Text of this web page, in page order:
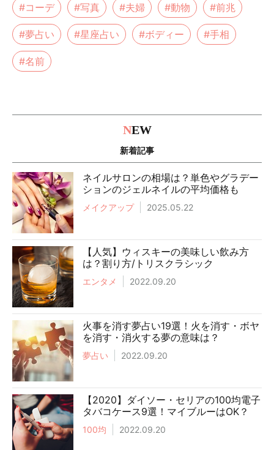
#コーデ #写真 #夫婦 #動物 #前兆
#夢占い #星座占い #ボディー #手相
#名前
NEW
新着記事
ネイルサロンの相場は？単色やグラデー
ションのジェルネイルの平均価格も
メイクアップ 2025.05.22
【人気】ウィスキーの美味しい飲み方
は？割り方/トリスクラシック
エンタメ 2022.09.20
火事を消す夢占い19選！火を消す・ボヤ
を消す・消火する夢の意味は？
夢占い 2022.09.20
【2020】ダイソー・セリアの100均電子
タバコケース9選！マイブルーはOK？
100均 2022.09.20